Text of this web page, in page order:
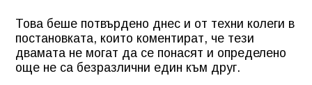
Това беше потвърдено днес и от техни колеги в
постановката, които коментират, че тези
двамата не могат да се понасят и определено
още не са безразлични един към друг.